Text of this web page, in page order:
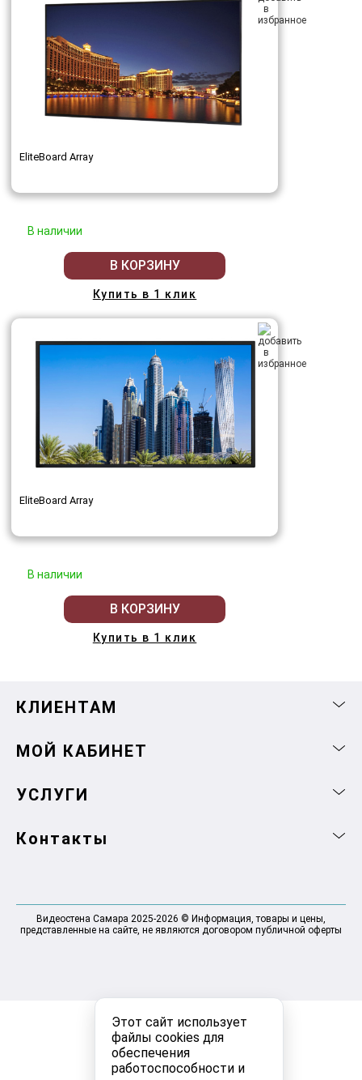
Этот сайт использует
файлы cookies для
обеспечения
работоспособности и
EliteBoard Array
В наличии
В КОРЗИНУ
Купить в 1 клик
EliteBoard Array
В наличии
В КОРЗИНУ
Купить в 1 клик
КЛИЕНТАМ
МОЙ КАБИНЕТ
УСЛУГИ
Контакты
Видеостена Самара 2025-2026 © Информация, товары и цены,
представленные на сайте, не являются договором публичной оферты